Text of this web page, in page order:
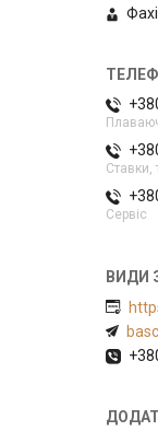
Ставки,
Сервіс